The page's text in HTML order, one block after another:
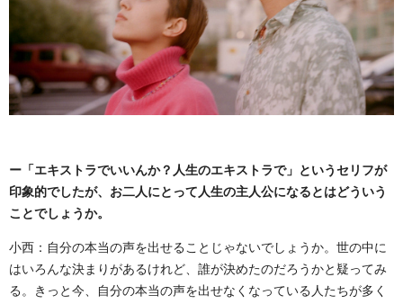
ー「エキストラでいいんか？人生のエキストラで」というセリフが
印象的でしたが、お二人にとって人生の主人公になるとはどういう
ことでしょうか。
小西：自分の本当の声を出せることじゃないでしょうか。世の中に
はいろんな決まりがあるけれど、誰が決めたのだろうかと疑ってみ
る。きっと今、自分の本当の声を出せなくなっている人たちが多く